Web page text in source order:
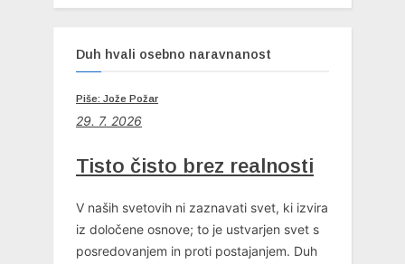
Duh hvali osebno naravnanost
Piše: Jože Požar
29. 7. 2026
Tisto čisto brez realnosti
V naših svetovih ni zaznavati svet, ki izvira
iz določene osnove; to je ustvarjen svet s
posredovanjem in proti postajanjem. Duh